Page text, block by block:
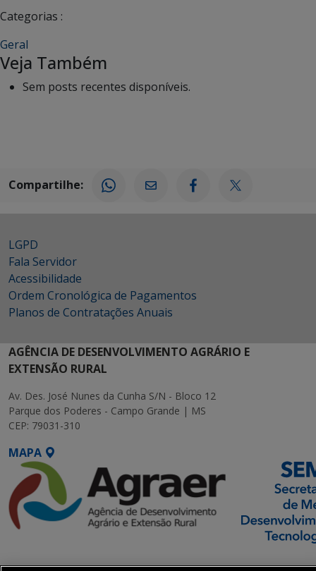
Categorias :
Geral
Veja Também
Sem posts recentes disponíveis.
Compartilhe:
LGPD
Fala Servidor
Acessibilidade
Ordem Cronológica de Pagamentos
Planos de Contratações Anuais
AGÊNCIA DE DESENVOLVIMENTO AGRÁRIO E
EXTENSÃO RURAL
Av. Des. José Nunes da Cunha S/N - Bloco 12
Parque dos Poderes - Campo Grande | MS
CEP: 79031-310
MAPA
SETDIG | Secretaria-